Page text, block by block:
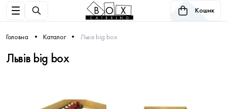
Кошик
Головна Каталог Львів big box
Львів big box